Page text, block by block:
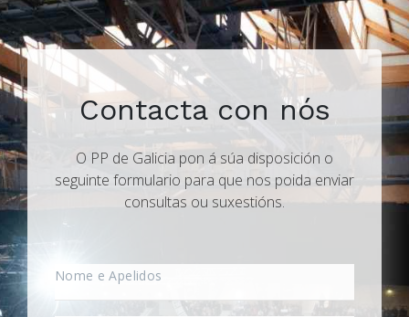
Contacta con nós
O PP de Galicia pon á súa disposición o
seguinte formulario para que nos poida enviar
consultas ou suxestións.